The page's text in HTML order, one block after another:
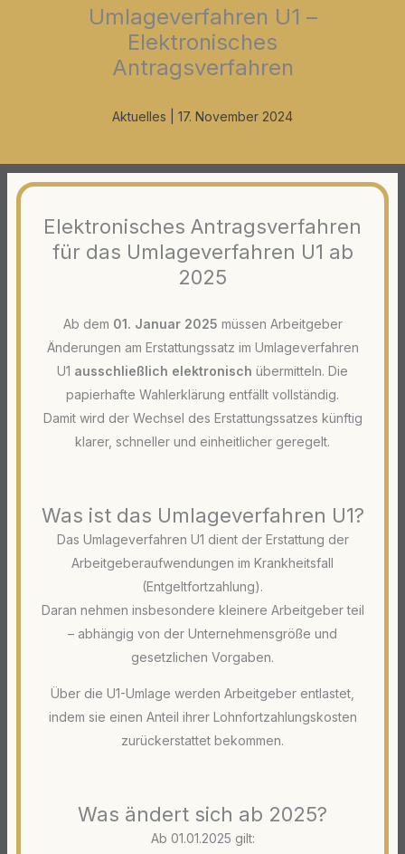
Umlageverfahren U1 –
Elektronisches
Antragsverfahren
Aktuelles 17. November 2024
Elektronisches Antragsverfahren
für das Umlageverfahren U1 ab
2025
Ab dem 01. Januar 2025 müssen Arbeitgeber
Änderungen am Erstattungssatz im Umlageverfahren
U1 ausschließlich elektronisch übermitteln. Die
papierhafte Wahlerklärung entfällt vollständig.
Damit wird der Wechsel des Erstattungssatzes künftig
klarer, schneller und einheitlicher geregelt.
Was ist das Umlageverfahren U1?
Das Umlageverfahren U1 dient der Erstattung der
Arbeitgeberaufwendungen im Krankheitsfall
(Entgeltfortzahlung).
Daran nehmen insbesondere kleinere Arbeitgeber teil
– abhängig von der Unternehmensgröße und
gesetzlichen Vorgaben.
Über die U1-Umlage werden Arbeitgeber entlastet,
indem sie einen Anteil ihrer Lohnfortzahlungskosten
zurückerstattet bekommen.
Was ändert sich ab 2025?
Ab 01.01.2025 gilt: